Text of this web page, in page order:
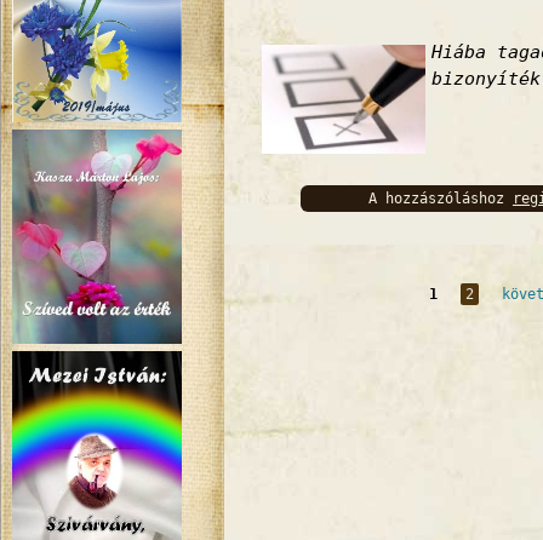
Hiába
bizonyíték
A hozzászóláshoz
Oldalak 1 2